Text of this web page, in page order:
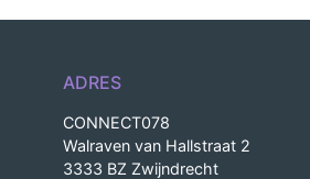
ADRES
CONNECT078
Walraven van Hallstraat 2
3333 BZ Zwijndrecht